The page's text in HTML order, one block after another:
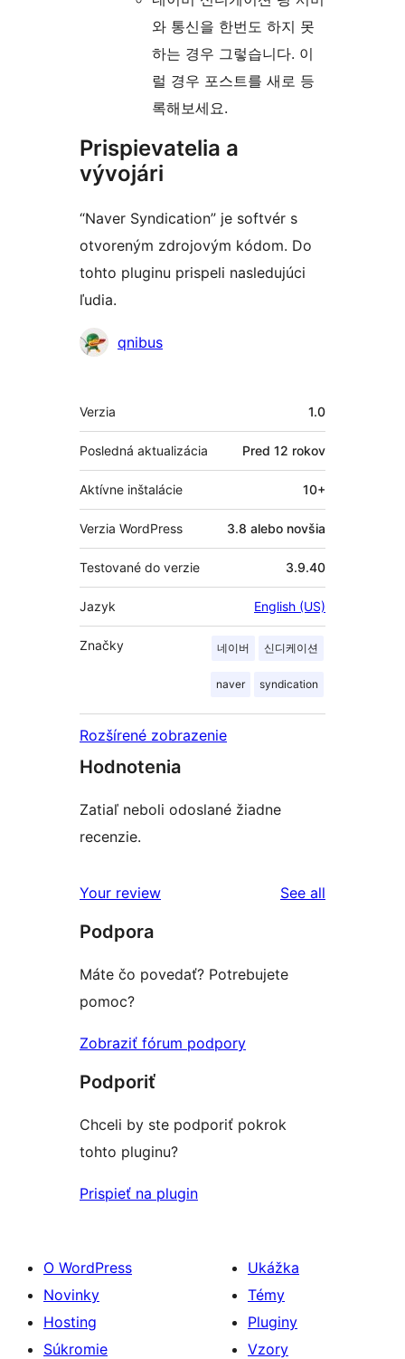
와 통신을 한번도 하지 못
하는 경우 그렇습니다. 이
럴 경우 포스트를 새로 등
록해보세요.
Prispievatelia a
vývojári
“Naver Syndication” je softvér s
otvoreným zdrojovým kódom. Do
tohto pluginu prispeli nasledujúci
ľudia.
Prispievatelia
qnibus
Meta
Verzia 1.0
Posledná aktualizácia Pred 12 rokov
Aktívne inštalácie 10+
Verzia WordPress 3.8 alebo novšia
Testované do verzie 3.9.40
Jazyk English (US)
Značky 네이버 신디케이션
naver syndication
Rozšírené zobrazenie
Hodnotenia
Zatiaľ neboli odoslané žiadne
recenzie.
Your review See all
Podpora
Máte čo povedať? Potrebujete
pomoc?
Zobraziť fórum podpory
Podporiť
Chceli by ste podporiť pokrok
tohto pluginu?
Prispieť na plugin
O WordPress
Novinky
Hosting
Súkromie
Ukážka
Témy
Pluginy
Vzory